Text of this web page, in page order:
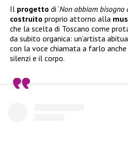
Il progetto di ‘Non abbiam bisogno
costruito proprio attorno alla
che la scelta di Toscano come
da subito organica: un’artista
con la voce chiamata a farlo
silenzi e il corpo.